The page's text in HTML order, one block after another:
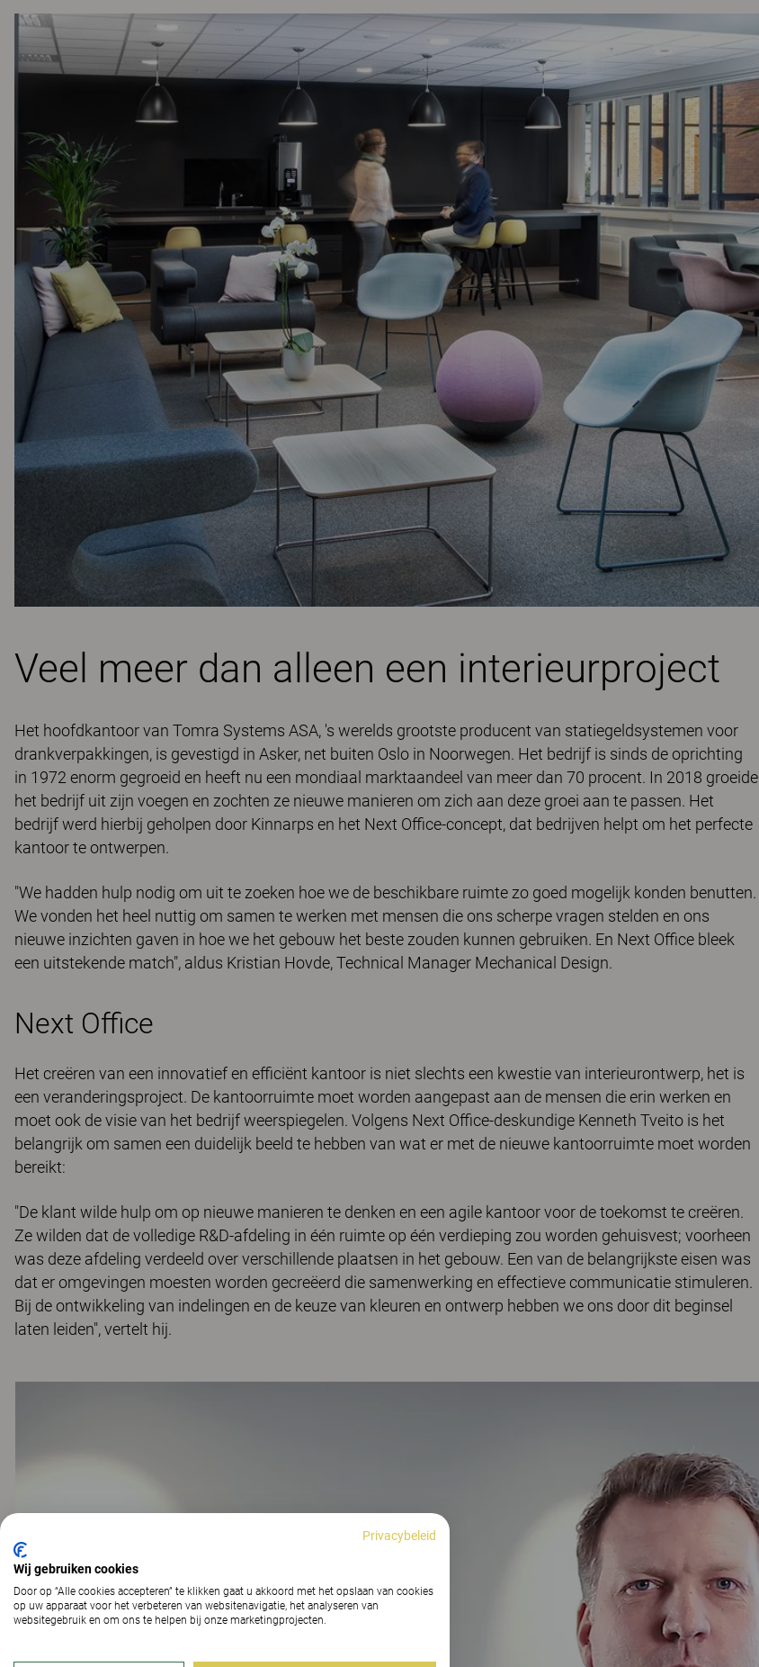
Veel meer dan alleen een interieurproject
Het hoofdkantoor van Tomra Systems ASA, 's werelds grootste producent van statiegeldsystemen voor
drankverpakkingen, is gevestigd in Asker, net buiten Oslo in Noorwegen. Het bedrijf is sinds de oprichting
in 1972 enorm gegroeid en heeft nu een mondiaal marktaandeel van meer dan 70 procent. In 2018 groeide
het bedrijf uit zijn voegen en zochten ze nieuwe manieren om zich aan deze groei aan te passen. Het
bedrijf werd hierbij geholpen door Kinnarps en het Next Office-concept, dat bedrijven helpt om het perfecte
kantoor te ontwerpen.
"We hadden hulp nodig om uit te zoeken hoe we de beschikbare ruimte zo goed mogelijk konden benutten.
We vonden het heel nuttig om samen te werken met mensen die ons scherpe vragen stelden en ons
nieuwe inzichten gaven in hoe we het gebouw het beste zouden kunnen gebruiken. En Next Office bleek
een uitstekende match", aldus Kristian Hovde, Technical Manager Mechanical Design.
Next Office
Het creëren van een innovatief en efficiënt kantoor is niet slechts een kwestie van interieurontwerp, het is
een veranderingsproject. De kantoorruimte moet worden aangepast aan de mensen die erin werken en
moet ook de visie van het bedrijf weerspiegelen. Volgens Next Office-deskundige Kenneth Tveito is het
belangrijk om samen een duidelijk beeld te hebben van wat er met de nieuwe kantoorruimte moet worden
bereikt:
"De klant wilde hulp om op nieuwe manieren te denken en een agile kantoor voor de toekomst te creëren.
Ze wilden dat de volledige R&D-afdeling in één ruimte op één verdieping zou worden gehuisvest; voorheen
was deze afdeling verdeeld over verschillende plaatsen in het gebouw. Een van de belangrijkste eisen was
dat er omgevingen moesten worden gecreëerd die samenwerking en effectieve communicatie stimuleren.
Bij de ontwikkeling van indelingen en de keuze van kleuren en ontwerp hebben we ons door dit beginsel
laten leiden", vertelt hij.
Privacybeleid
Wij gebruiken cookies
Door op “Alle cookies accepteren” te klikken gaat u akkoord met het opslaan van cookies
op uw apparaat voor het verbeteren van websitenavigatie, het analyseren van
websitegebruik en om ons te helpen bij onze marketingprojecten.